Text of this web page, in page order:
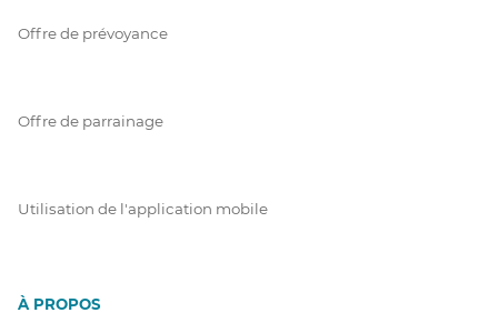
Offre de prévoyance
Offre de parrainage
Utilisation de l'application mobile
À PROPOS